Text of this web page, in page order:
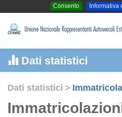
Consento
Informativa
Dati statistici
Dati statistici >